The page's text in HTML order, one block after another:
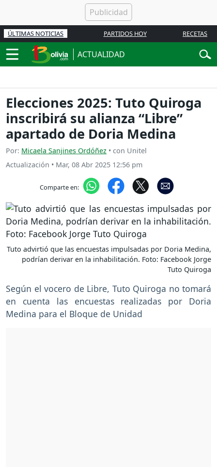
ÚLTIMAS NOTICIAS PARTIDOS HOY RECETAS
ACTUALIDAD
Elecciones 2025: Tuto Quiroga
inscribirá su alianza “Libre”
apartado de Doria Medina
Por: Micaela Sanjines Ordóñez • con Unitel
Actualización • Mar, 08 Abr 2025 12:56 pm
Comparte en:
Tuto advirtió que las encuestas impulsadas por Doria Medina,
podrían derivar en la inhabilitación. Foto: Facebook Jorge
Tuto Quiroga
Según el vocero de Libre, Tuto Quiroga no tomará
en cuenta las encuestas realizadas por Doria
Medina para el Bloque de Unidad